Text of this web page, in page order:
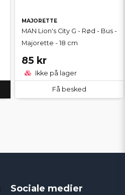
MAJORETTE
MAN Lion's City G - Rød - Bus -
Majorette - 18 cm
85 kr
Ikke på lager
Få besked
Sociale medier